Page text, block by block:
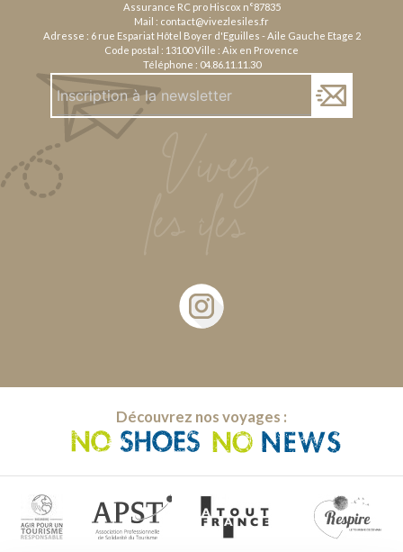
Assurance RC pro Hiscox n°87835
Mail : contact@vivezlesiles.fr
Adresse : 6 rue Espariat Hôtel Boyer d'Eguilles - Aile Gauche Etage 2
Code postal : 13100 Ville : Aix en Provence
Téléphone : 04.86.11.11.30
Découvrez nos voyages :